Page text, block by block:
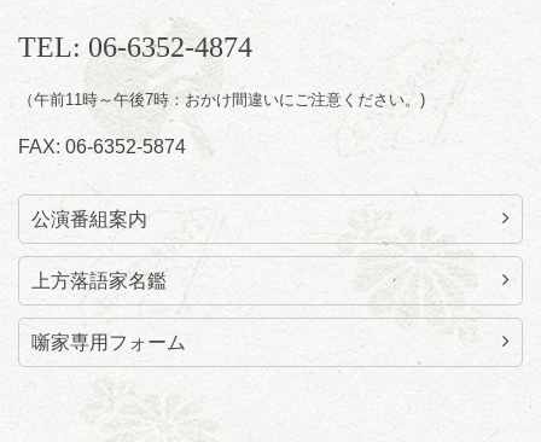
TEL: 06-6352-4874
（午前11時～午後7時：おかけ間違いにご注意ください。)
FAX: 06-6352-5874
公演番組案内
上方落語家名鑑
噺家専用フォーム